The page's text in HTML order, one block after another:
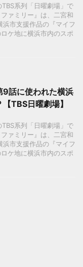
系列「日曜劇場」で
ァミリー』は、二宮和
市支援作品の『マイフ
ケ地に横浜市内のスポ
9話に使われた横浜
TBS日曜劇場】
系列「日曜劇場」で
ァミリー』は、二宮和
市支援作品の『マイフ
ケ地に横浜市内のスポ